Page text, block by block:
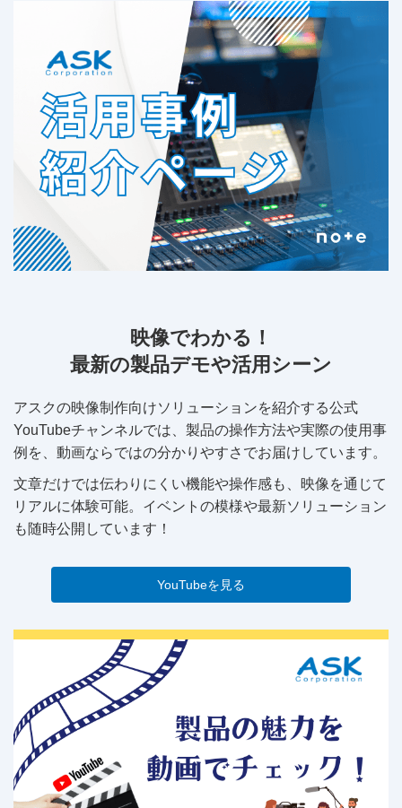
映像でわかる！
最新の製品デモや活用シーン
アスクの映像制作向けソリューションを紹介する公式
YouTubeチャンネルでは、製品の操作方法や実際の使用事
例を、動画ならではの分かりやすさでお届けしています。
文章だけでは伝わりにくい機能や操作感も、映像を通じて
リアルに体験可能。イベントの模様や最新ソリューション
も随時公開しています！
YouTubeを見る